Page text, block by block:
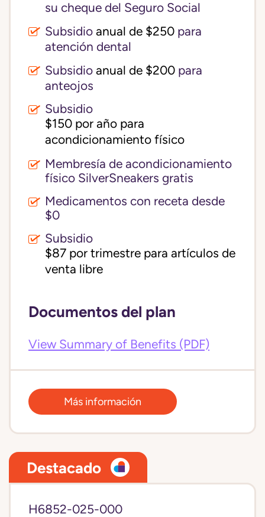
su cheque del Seguro Social
Subsidio anual de $250 para
atención dental
Subsidio anual de $200 para
anteojos
Subsidio
$150 por año para
acondicionamiento físico
Membresía de acondicionamiento
físico SilverSneakers gratis
Medicamentos con receta desde
$0
Subsidio
$87 por trimestre para artículos de
venta libre
Documentos del plan
View Summary of Benefits (PDF)
Más información
Destacado
H6852-025-000